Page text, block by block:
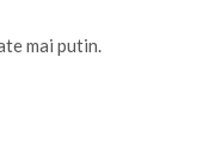
mai putin.